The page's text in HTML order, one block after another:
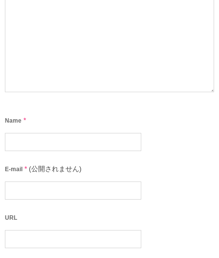
Name *
E-mail * (公開されません)
URL